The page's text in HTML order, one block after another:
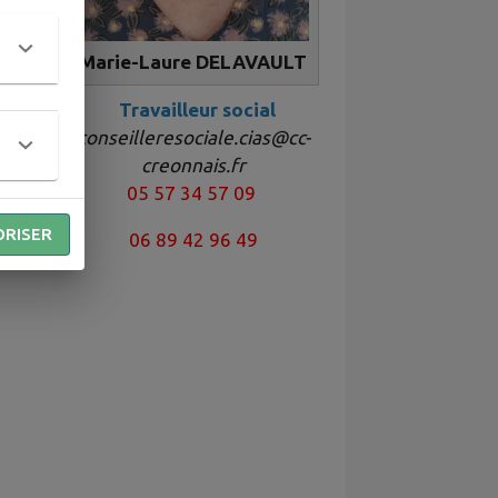
Marie-Laure DELAVAULT
Travailleur social
conseilleresociale.cias@cc-
creonnais.fr
05 57 34 57 09
06 89 42 96 49